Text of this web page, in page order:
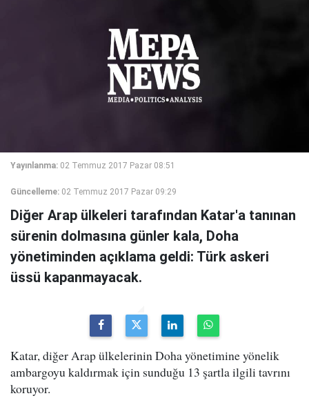
Yayınlanma: 02 Temmuz 2017 Pazar 08:51
Güncelleme: 02 Temmuz 2017 Pazar 09:29
Diğer Arap ülkeleri tarafından Katar'a tanınan
sürenin dolmasına günler kala, Doha
yönetiminden açıklama geldi: Türk askeri
üssü kapanmayacak.
Katar, diğer Arap ülkelerinin Doha yönetimine yönelik
ambargoyu kaldırmak için sunduğu 13 şartla ilgili tavrını
koruyor.